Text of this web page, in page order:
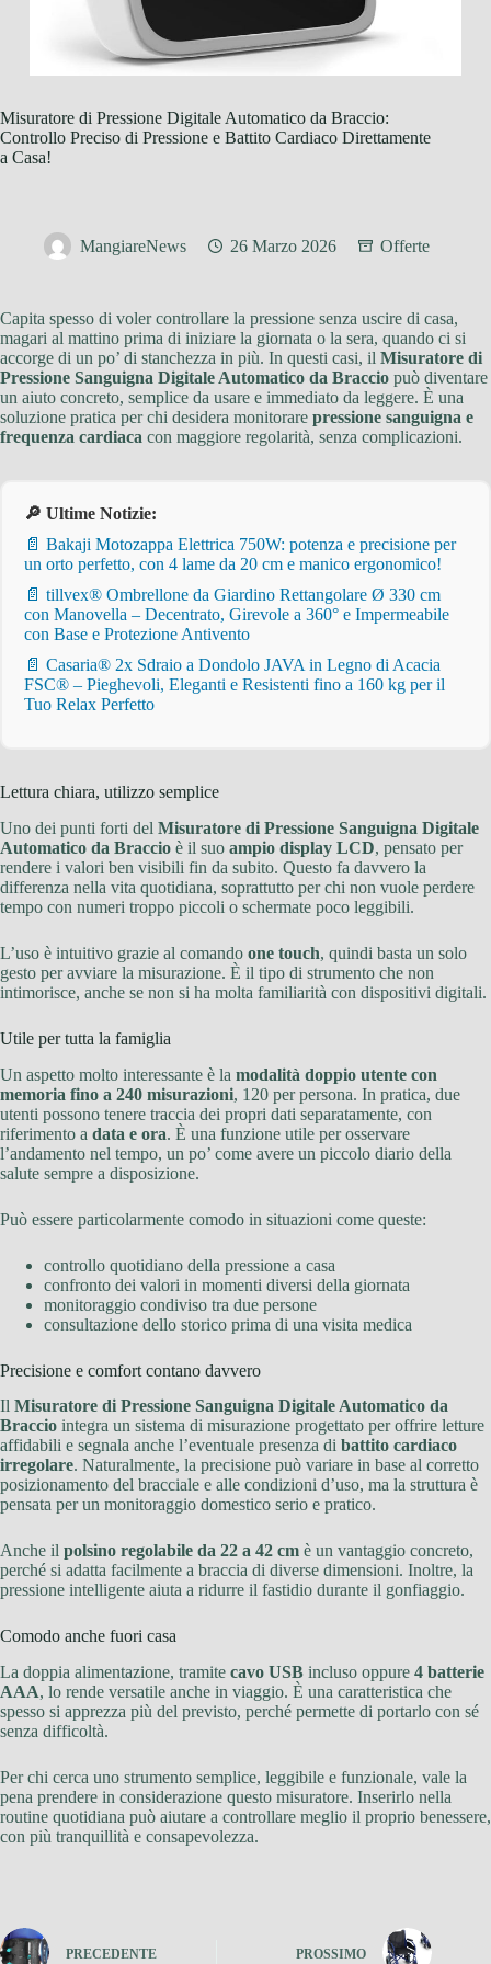
Misuratore di Pressione Digitale Automatico da Braccio:
Controllo Preciso di Pressione e Battito Cardiaco Direttamente
a Casa!
MangiareNews 26 Marzo 2026 Offerte
Capita spesso di voler controllare la pressione senza uscire di casa,
magari al mattino prima di iniziare la giornata o la sera, quando ci si
accorge di un po’ di stanchezza in più. In questi casi, il Misuratore di
Pressione Sanguigna Digitale Automatico da Braccio può diventare
un aiuto concreto, semplice da usare e immediato da leggere. È una
soluzione pratica per chi desidera monitorare pressione sanguigna e
frequenza cardiaca con maggiore regolarità, senza complicazioni.
🔎 Ultime Notizie:
📄 Bakaji Motozappa Elettrica 750W: potenza e precisione per
un orto perfetto, con 4 lame da 20 cm e manico ergonomico!
📄 tillvex® Ombrellone da Giardino Rettangolare Ø 330 cm
con Manovella – Decentrato, Girevole a 360° e Impermeabile
con Base e Protezione Antivento
📄 Casaria® 2x Sdraio a Dondolo JAVA in Legno di Acacia
FSC® – Pieghevoli, Eleganti e Resistenti fino a 160 kg per il
Tuo Relax Perfetto
Lettura chiara, utilizzo semplice
Uno dei punti forti del Misuratore di Pressione Sanguigna Digitale
Automatico da Braccio è il suo ampio display LCD, pensato per
rendere i valori ben visibili fin da subito. Questo fa davvero la
differenza nella vita quotidiana, soprattutto per chi non vuole perdere
tempo con numeri troppo piccoli o schermate poco leggibili.
L’uso è intuitivo grazie al comando one touch, quindi basta un solo
gesto per avviare la misurazione. È il tipo di strumento che non
intimorisce, anche se non si ha molta familiarità con dispositivi digitali.
Utile per tutta la famiglia
Un aspetto molto interessante è la modalità doppio utente con
memoria fino a 240 misurazioni, 120 per persona. In pratica, due
utenti possono tenere traccia dei propri dati separatamente, con
riferimento a data e ora. È una funzione utile per osservare
l’andamento nel tempo, un po’ come avere un piccolo diario della
salute sempre a disposizione.
Può essere particolarmente comodo in situazioni come queste:
controllo quotidiano della pressione a casa
confronto dei valori in momenti diversi della giornata
monitoraggio condiviso tra due persone
consultazione dello storico prima di una visita medica
Precisione e comfort contano davvero
Il Misuratore di Pressione Sanguigna Digitale Automatico da
Braccio integra un sistema di misurazione progettato per offrire letture
affidabili e segnala anche l’eventuale presenza di battito cardiaco
irregolare. Naturalmente, la precisione può variare in base al corretto
posizionamento del bracciale e alle condizioni d’uso, ma la struttura è
pensata per un monitoraggio domestico serio e pratico.
Anche il polsino regolabile da 22 a 42 cm è un vantaggio concreto,
perché si adatta facilmente a braccia di diverse dimensioni. Inoltre, la
pressione intelligente aiuta a ridurre il fastidio durante il gonfiaggio.
Comodo anche fuori casa
La doppia alimentazione, tramite cavo USB incluso oppure 4 batterie
AAA, lo rende versatile anche in viaggio. È una caratteristica che
spesso si apprezza più del previsto, perché permette di portarlo con sé
senza difficoltà.
Per chi cerca uno strumento semplice, leggibile e funzionale, vale la
pena prendere in considerazione questo misuratore. Inserirlo nella
routine quotidiana può aiutare a controllare meglio il proprio benessere,
con più tranquillità e consapevolezza.
PRECEDENTE PROSSIMO